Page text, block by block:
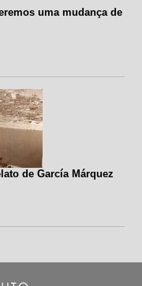
uma mudança de
de García Márquez